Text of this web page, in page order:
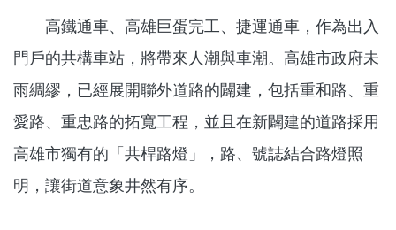
高鐵通車、高雄巨蛋完工、捷運通車，作為出入
門戶的共構車站，將帶來人潮與車潮。高雄市政府未
雨綢繆，已經展開聯外道路的闢建，包括重和路、重
愛路、重忠路的拓寬工程，並且在新闢建的道路採用
高雄市獨有的「共桿路燈」，路、號誌結合路燈照
明，讓街道意象井然有序。